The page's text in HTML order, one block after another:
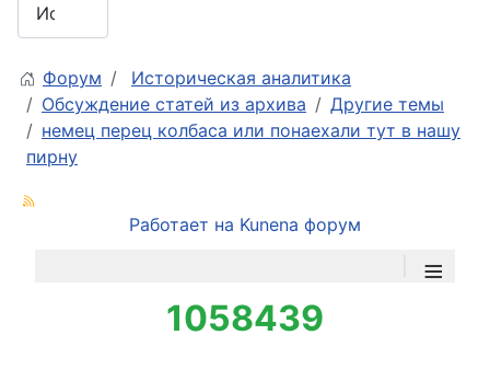
Форум
Историческая аналитика
Обсуждение статей из архива
Другие темы
немец перец колбаса или понаехали тут в нашу
пирну
Работает на Kunena форум
≡
1058439